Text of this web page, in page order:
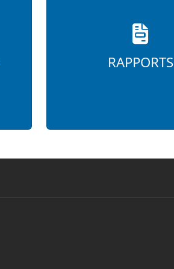
RAPPORTS